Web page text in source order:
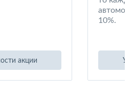
акции
10%.